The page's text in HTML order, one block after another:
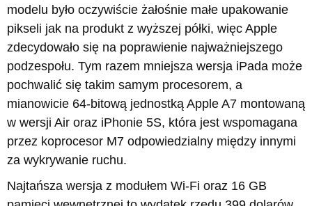
modelu było oczywiście żałośnie małe upakowanie
pikseli jak na produkt z wyższej półki, więc Apple
zdecydowało się na poprawienie najważniejszego
podzespołu. Tym razem mniejsza wersja iPada może
pochwalić się takim samym procesorem, a
mianowicie 64-bitową jednostką Apple A7 montowaną
w wersji Air oraz iPhonie 5S, która jest wspomagana
przez koprocesor M7 odpowiedzialny między innymi
za wykrywanie ruchu.
Najtańsza wersja z modułem Wi-Fi oraz 16 GB